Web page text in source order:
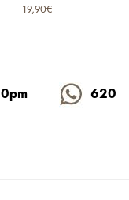
19,90€
620